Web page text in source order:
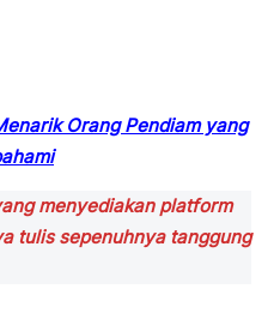
Orang Pendiam yang
menyediakan platform
tulis sepenuhnya tanggung